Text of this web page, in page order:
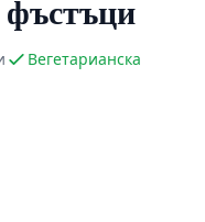
Вегетарианска